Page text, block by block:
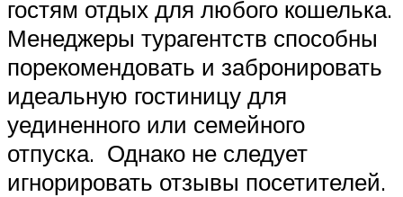
гостям отдых для любого кошелька.
Менеджеры турагентств способны
порекомендовать и забронировать
идеальную гостиницу для
уединенного или семейного
отпуска. Однако не следует
игнорировать отзывы посетителей.